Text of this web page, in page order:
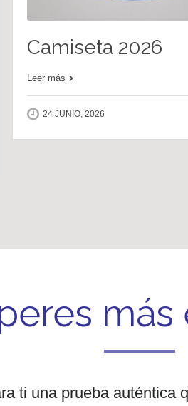
Camiseta 2026
Leer más
24 JUNIO, 2026
ti una prueba auténtica